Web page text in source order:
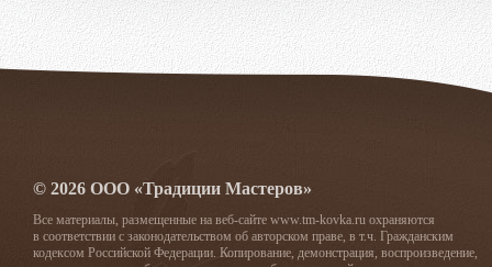
© 2026 ООО «Традиции Мастеров»
Все материалы, размещенные на веб-сайте www.tm-kovka.ru охраняются
в соответствии с законодательством об авторском праве, в т.ч. Гражданским
кодексом Российской Федерации. Копирование, демонстрация, воспроизведение,